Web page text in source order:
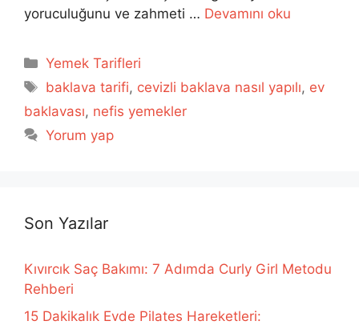
yoruculuğunu ve zahmeti … Devamını oku
Kategoriler
Yemek Tarifleri
Etiketler
baklava tarifi, cevizli baklava nasıl yapılı, ev
baklavası, nefis yemekler
Yorum yap
Son Yazılar
Kıvırcık Saç Bakımı: 7 Adımda Curly Girl Metodu
Rehberi
15 Dakikalık Evde Pilates Hareketleri: